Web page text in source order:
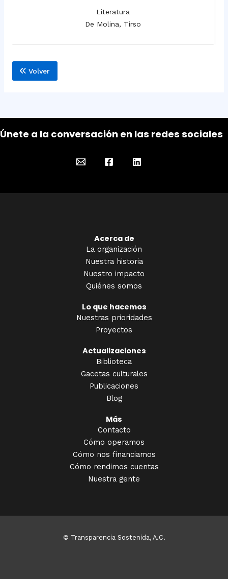
Literatura
De Molina, Tirso
Volver
Únete a la conversación en las redes sociales
Acerca de
La organización
Nuestra historia
Nuestro impacto
Quiénes somos
Lo que hacemos
Nuestras prioridades
Proyectos
Actualizaciones
Biblioteca
Gacetas culturales
Publicaciones
Blog
Más
Contacto
Cómo operamos
Cómo nos financiamos
Cómo rendimos cuentas
Nuestra gente
© Transparencia Sostenida, A.C.